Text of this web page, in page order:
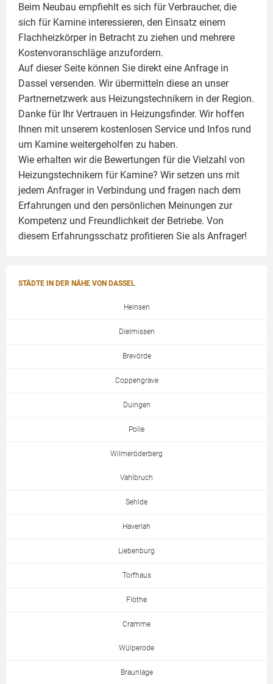
Beim Neubau empfiehlt es sich für Verbraucher, die
sich für Kamine interessieren, den Einsatz einem
Flachheizkörperin Betracht zu ziehen und mehrere
Kostenvoranschläge anzufordern.
Auf dieser Seite können Sie direkt eine Anfrage in
Dassel versenden. Wir übermitteln diese an unser
Partnernetzwerk aus Heizungstechnikern in der Region.
Danke für Ihr Vertrauen in Heizungsfinder. Wir hoffen
Ihnen mit unserem kostenlosen Service und Infos rund
um Kamine weitergeholfen zu haben.
Wie erhalten wir die Bewertungen für die Vielzahl von
Heizungstechnikern für Kamine? Wir setzen uns mit
jedem Anfrager in Verbindung und fragen nach dem
Erfahrungen und den persönlichen Meinungen zur
Kompetenz und Freundlichkeit der Betriebe. Von
diesem Erfahrungsschatz profitieren Sie als Anfrager!
STÄDTE IN DER NÄHE VON DASSEL
Heinsen
Dielmissen
Brevörde
Coppengrave
Duingen
Polle
Wilmeröderberg
Vahlbruch
Sehlde
Haverlah
Liebenburg
Torfhaus
Flöthe
Cramme
Wülperode
Braunlage